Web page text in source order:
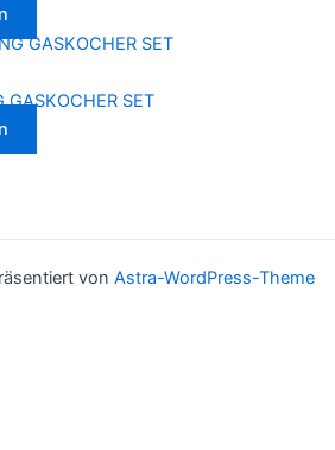
SET
von Astra-WordPress-Theme